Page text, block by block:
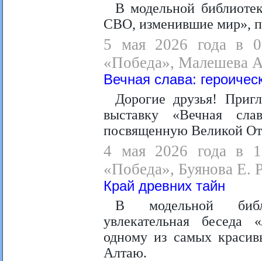
В модельной
СВО, изменившие мир»,
5 мая 2026 года в
«Победа», Малешева
Вечная слава:
Дорогие друзья!
выставку «Вечная
посвященную Великой
4 мая 2026 года в
«Победа», Буянова Е.
Край древних тайн
В модельной
увлекательная беседа
одному из самых
Алтаю.